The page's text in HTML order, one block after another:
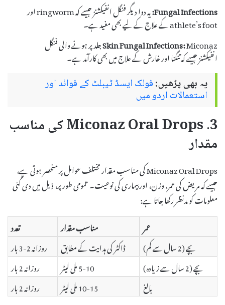
Fungal Infections:
یہ دوا دیگر فنگل انفیکشنز جیسے کہ ringworm اور
athlete’s foot کے علاج کے لیے بھی مفید ہے۔
Skin Fungal Infections:Miconaz جلد پر ہونے والی فنگل
انفیکشنز جیسے کہ تنگنا اور خارش کے علاج میں بھی کارآمد ہے۔
یہ بھی پڑھیں:فولک ایسڈ ٹیبلٹ کے فوائد اور
استعمالات اردو میں
3. Miconaz Oral Drops کی مناسب
مقدار
Miconaz Oral Drops کی مناسب مقدار مختلف عوامل پر منحصر ہوتی ہے،
جیسے کہ مریض کی عمر، وزن، اور بیماری کی نوعیت۔ عمومی طور پر، ذیل میں دی گئی
معلومات کو مدنظر رکھا جاتا ہے:
عمر
مناسب مقدار
تعدد
بچے (2 سال سے کم)
ڈاکٹر کی ہدایت کے مطابق
روزانہ 2-3 بار
بچے (2 سال سے زیادہ)
5-10 ملی لیٹر
روزانہ 2 بار
بالغ
10-15 ملی لیٹر
روزانہ 2 بار